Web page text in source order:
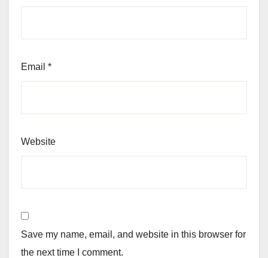
Email *
Website
Save my name, email, and website in this browser for
the next time I comment.